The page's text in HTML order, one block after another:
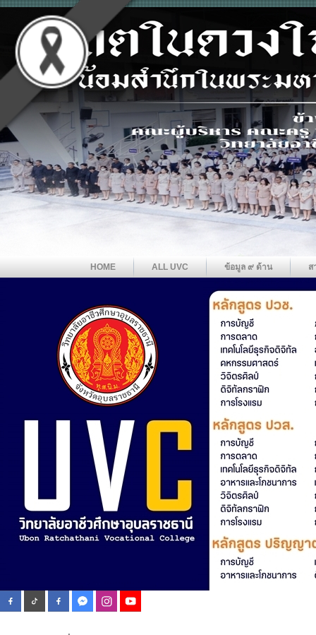
HOME ALL UVC ข้อมูล ๙ ด้าน ส